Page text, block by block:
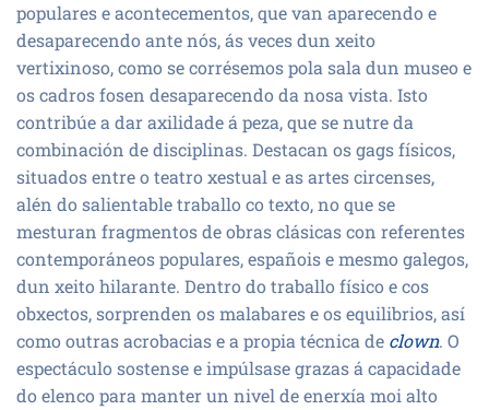
populares e acontecementos, que van aparecendo e
desaparecendo ante nós, ás veces dun xeito
vertixinoso, como se corrésemos pola sala dun museo e
os cadros fosen desaparecendo da nosa vista. Isto
contribúe a dar axilidade á peza, que se nutre da
combinación de disciplinas. Destacan os gags físicos,
situados entre o teatro xestual e as artes circenses,
alén do salientable traballo co texto, no que se
mesturan fragmentos de obras clásicas con referentes
contemporáneos populares, españois e mesmo galegos,
dun xeito hilarante. Dentro do traballo físico e cos
obxectos, sorprenden os malabares e os equilibrios, así
como outras acrobacias e a propia técnica de clown. O
espectáculo sostense e impúlsase grazas á capacidade
do elenco para manter un nivel de enerxía moi alto